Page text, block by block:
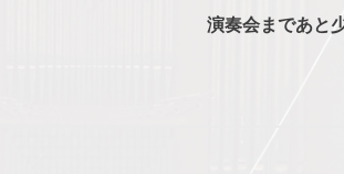
演奏会まであと